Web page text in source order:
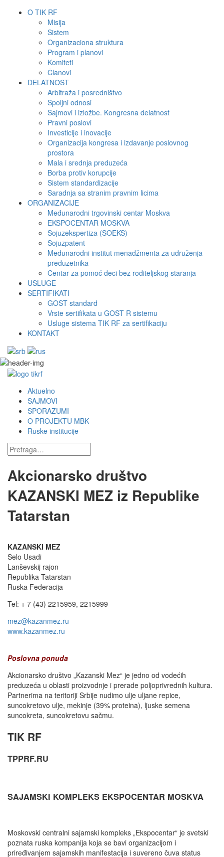
O TIK RF
Misija
Sistem
Organizaciona struktura
Program i planovi
Komiteti
Članovi
DELATNOST
Arbitraža i posredništvo
Spoljni odnosi
Sajmovi i izložbe. Kongresna delatnost
Pravni poslovi
Investicije i inovacije
Organizacija kongresa i izdavanje poslovnog
prostora
Mala i srednja preduzeća
Borba protiv korupcije
Sistem standardizacije
Saradnja sa stranim pravnim licima
ORGANIZACIJE
Međunarodni trgovinski centar Moskva
EKSPOCENTAR MOSKVA
Sojuzekspertiza (SOEKS)
Sojuzpatent
Međunarodni institut menadžmenta za udruženja
preduzetnika
Centar za pomoć deci bez roditeljskog staranja
USLUGE
SERTIFIKATI
GOST standard
Vrste sertifikata u GOST R sistemu
Usluge sistema TIK RF za sertifikaciju
KONTAKT
Aktuelno
SAJMOVI
SPORAZUMI
O PROJEKTU MBK
Ruske institucije
Akcionarsko društvo
KAZANSKI MEZ iz Republike
Tatarstan
KAZANSKI MEZ
Selo Usadi
Lanševskij rajon
Republika Tatarstan
Ruska Federacija
Tel: + 7 (43) 2215959, 2215999
mez@kazanmez.ru
www.kazanmez.ru
Poslovna ponuda
Akcionarsko društvo „Kazanski Mez“ je jedno od vodećih
preduzeća u oblasti proizvodnje i prerade poljoprivrednih kultura.
Partnerima na teritoriji Srbije nudimo ulje uljane repice,
suncokretovo ulje, mekinje (39% proteina), ljuske semena
suncokreta, suncokretovu sačmu.
TIK RF
TPPRF.RU
SAJAMSKI KOMPLEKS EKSPOCENTAR MOSKVA
Moskovski centralni sajamski kompleks „Ekspocentar“ je svetski
poznata ruska kompanija koja se bavi organizacijom i
priređivanjem sajamskih manifestacija i suvereno čuva status